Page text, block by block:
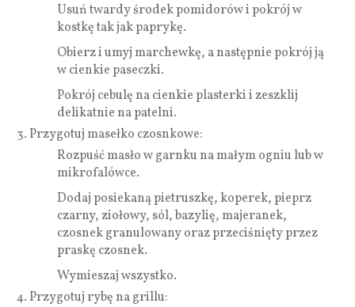
Usuń twardy środek pomidorów i pokrój w
kostkę tak jak paprykę.
Obierz i umyj marchewkę, a następnie pokrój ją
w cienkie paseczki.
Pokrój cebulę na cienkie plasterki i zeszklij
delikatnie na patelni.
Przygotuj masełko czosnkowe:
Rozpuść masło w garnku na małym ogniu lub w
mikrofalówce.
Dodaj posiekaną pietruszkę, koperek, pieprz
czarny, ziołowy, sól, bazylię, majeranek,
czosnek granulowany oraz przeciśnięty przez
praskę czosnek.
Wymieszaj wszystko.
Przygotuj rybę na grillu: